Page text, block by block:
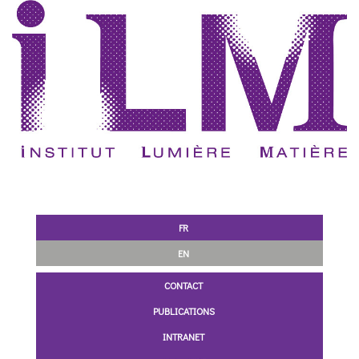
FR
EN
CONTACT
PUBLICATIONS
INTRANET